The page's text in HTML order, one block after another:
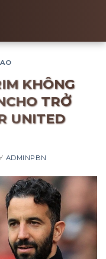
KHÔNG
TRỞ
UNITED
ADMINPBN